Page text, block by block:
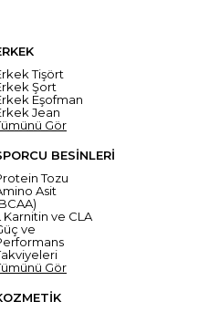
Tişört
Şort
Eşofman
Jean
Gör
BESİNLERİ
Tozu
Asit
Karnitin ve CLA
ve
Gör